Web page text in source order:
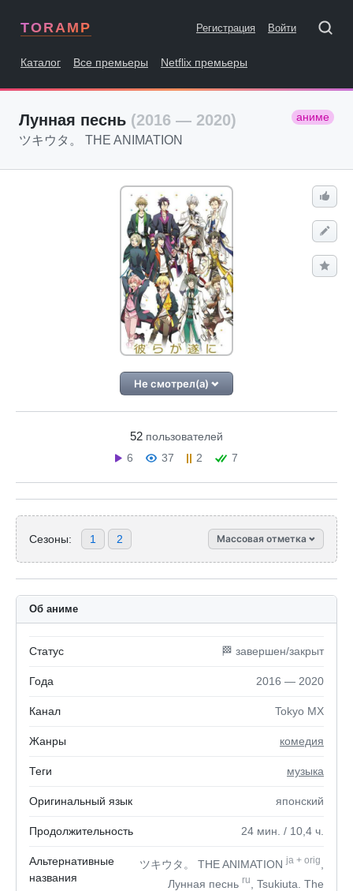
TORAMP Регистрация Войти
Каталог Все премьеры Netflix премьеры
Лунная песнь (2016 — 2020) аниме
ツキウタ。 THE ANIMATION
Не смотрел(а)
52 пользователей
6
37 2 7
Сезоны: 1 2 Массовая отметка
Об аниме
Статус 🏁 завершен/закрыт
Года 2016 — 2020
Канал Tokyo MX
Жанры комедия
Теги музыка
Оригинальный язык японский
Продолжительность 24 мин. / 10,4 ч.
Альтернативные
названия
ツキウタ。 THE ANIMATIONja + orig
Лунная песнь ru
, Tsukiuta. The